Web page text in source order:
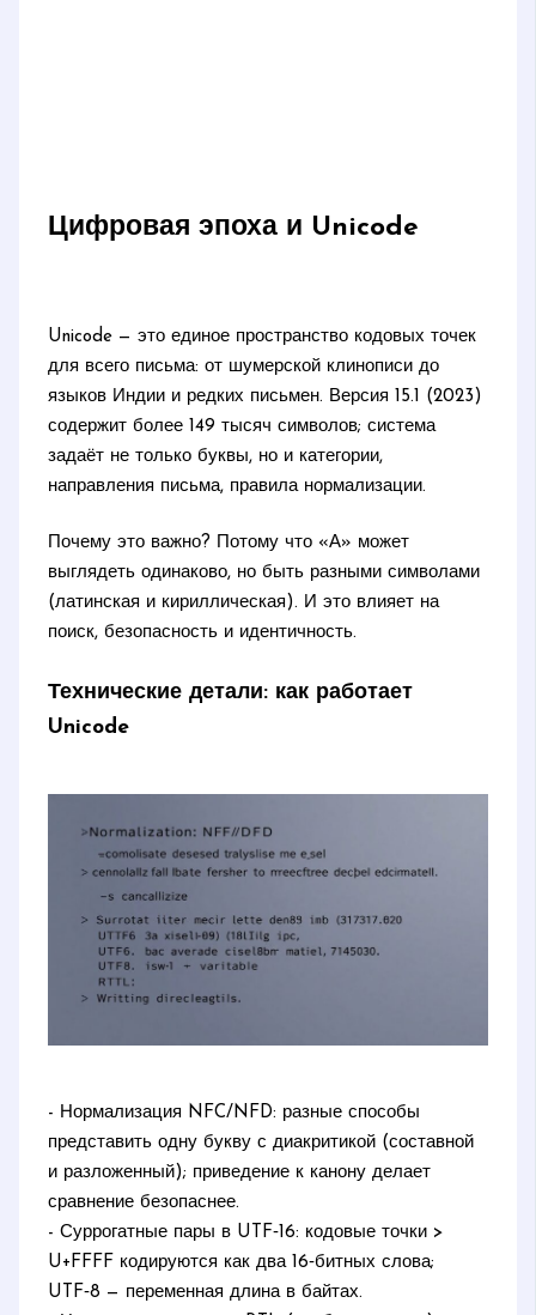
Цифровая эпоха и Unicode
Unicode — это единое пространство кодовых точек
для всего письма: от шумерской клинописи до
языков Индии и редких письмен. Версия 15.1 (2023)
содержит более 149 тысяч символов; система
задаёт не только буквы, но и категории,
направления письма, правила нормализации.
Почему это важно? Потому что «А» может
выглядеть одинаково, но быть разными символами
(латинская и кириллическая). И это влияет на
поиск, безопасность и идентичность.
Технические детали: как работает
Unicode
- Нормализация NFC/NFD: разные способы
представить одну букву с диакритикой (составной
и разложенный); приведение к канону делает
сравнение безопаснее.
- Суррогатные пары в UTF‑16: кодовые точки >
U+FFFF кодируются как два 16‑битных слова;
UTF‑8 — переменная длина в байтах.